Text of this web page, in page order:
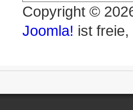
Copyright ©
Joomla! ist